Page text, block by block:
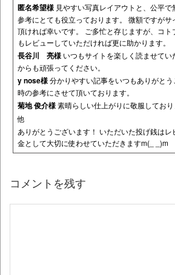
匿名希望様 見やすい写真レイアウトと、公平
参考にとても役立っております。 微額ですが
頂ければ幸いです。 ご多忙と存じますが、コ
もレビューしていただければ更に助かります。
長谷川 亮様 いつもサイトを楽しく読ませて
からも頑張ってください。
y nose様分かりやすい記事をいつもありがと
時の参考にさせて頂いております。
菊地 俊介様素晴らしい仕上がりに敬服しており
他
ありがとうございます！ いただいた投げ銭は
金として大切に使わせていただきますm(_ _)m
コメントを残す